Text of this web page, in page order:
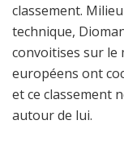
classement.
technique,
convoitises sur le
européens ont
et ce classement
autour de lui.